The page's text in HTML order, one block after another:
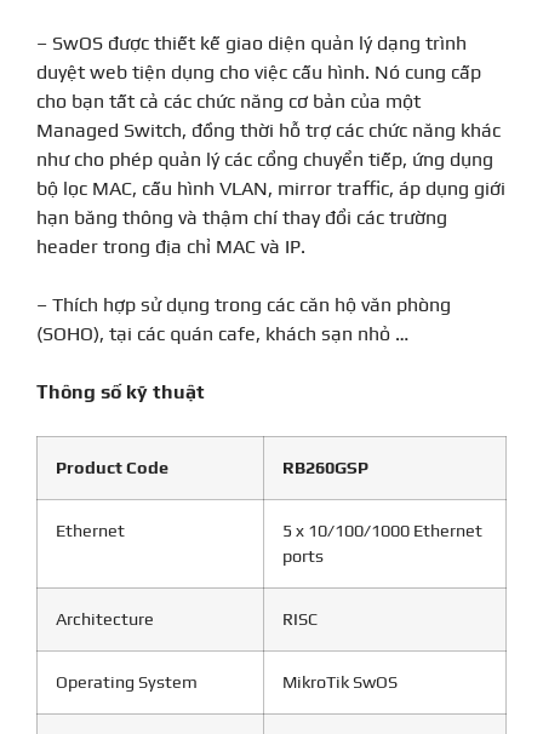
– SwOS được thiết kế giao diện quản lý dạng trình
duyệt web tiện dụng cho việc cấu hình. Nó cung cấp
cho bạn tất cả các chức năng cơ bản của một
Managed Switch, đồng thời hỗ trợ các chức năng khác
như cho phép quản lý các cổng chuyển tiếp, ứng dụng
bộ lọc MAC, cấu hình VLAN, mirror traffic, áp dụng giới
hạn băng thông và thậm chí thay đổi các trường
header trong địa chỉ MAC và IP.
– Thích hợp sử dụng trong các căn hộ văn phòng
(SOHO), tại các quán cafe, khách sạn nhỏ …
Thông số kỹ thuật
Product Code RB260GSP
Ethernet
5 x 10/100/1000 Ethernet
ports
Architecture RISC
Operating System MikroTik SwOS